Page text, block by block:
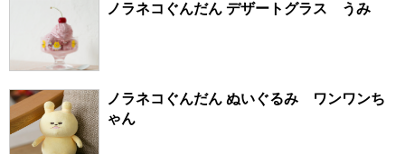
ノラネコぐんだん デザートグラス うみ
ノラネコぐんだん ぬいぐるみ ワンワンち
ゃん